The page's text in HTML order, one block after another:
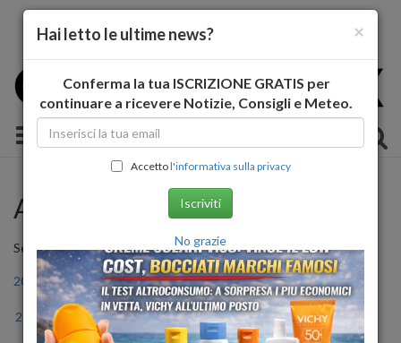
Toggle navigation
Archivio Storico
Seleziona l'anno
2011 2012 2013 2014 2015 2016
2017 2018 2019 2020 2021 2022
×
Hai letto le ultime news?
Conferma la tua ISCRIZIONE GRATIS per
continuare a ricevere Notizie, Consigli e Meteo.
Accettol'informativa sulla privacy
Iscriviti
No grazie